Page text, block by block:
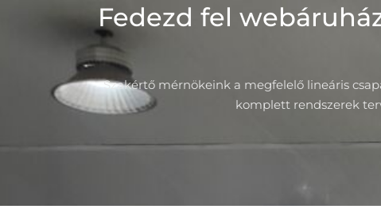
Fedezd fel
Szakértő mérnökeink a megfelelő lineáris
komplett rendszerek